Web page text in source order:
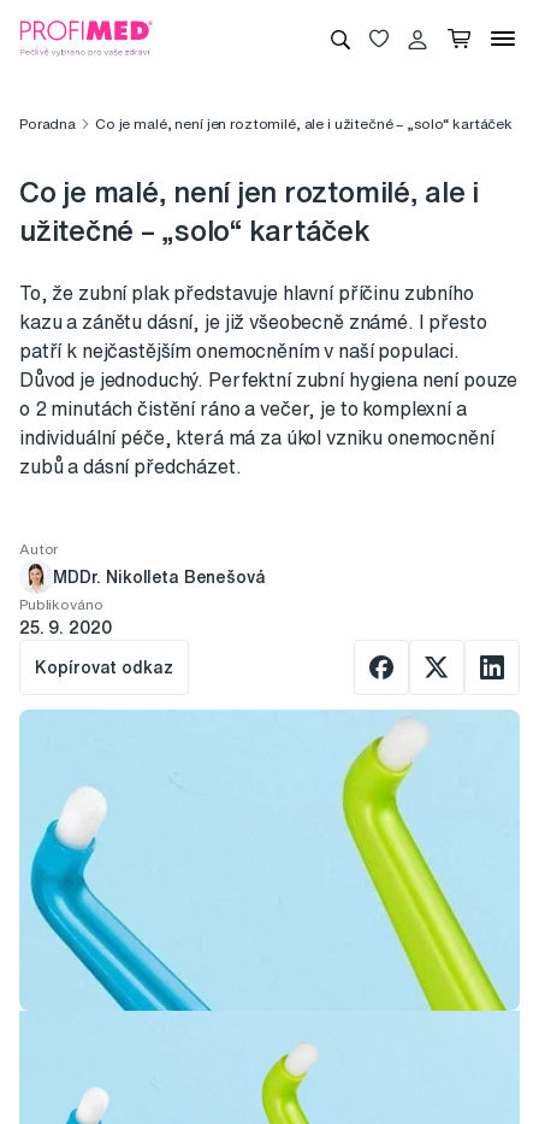
Poradna Co je malé, není jen roztomilé, ale i užitečné – „solo“ kartáček
Co je malé, není jen roztomilé, ale i
užitečné – „solo“ kartáček
To, že zubní plak představuje hlavní příčinu zubního
kazu a zánětu dásní, je již všeobecně známé. I přesto
patří k nejčastějším onemocněním v naší populaci.
Důvod je jednoduchý. Perfektní zubní hygiena není pouze
o 2 minutách čistění ráno a večer, je to komplexní a
individuální péče, která má za úkol vzniku onemocnění
zubů a dásní předcházet.
Autor
MDDr. Nikolleta Benešová
Publikováno
25. 9. 2020
Kopírovat odkaz